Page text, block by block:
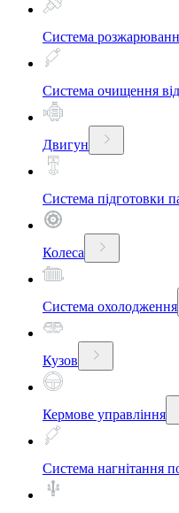
Система
Система очищення
Двигун
Система підготовки
Колеса
Система охолодження
Кузов
Кермове управління
Система нагнітання